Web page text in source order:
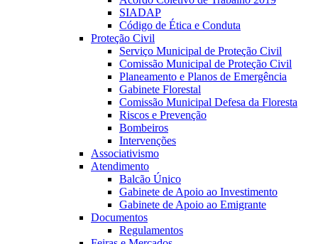
SIADAP
Código de Ética e Conduta
Proteção Civil
Serviço Municipal de Proteção Civil
Comissão Municipal de Proteção Civil
Planeamento e Planos de Emergência
Gabinete Florestal
Comissão Municipal Defesa da Floresta
Riscos e Prevenção
Bombeiros
Intervenções
Associativismo
Atendimento
Balcão Único
Gabinete de Apoio ao Investimento
Gabinete de Apoio ao Emigrante
Documentos
Regulamentos